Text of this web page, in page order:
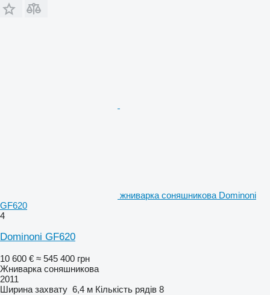
жниварка соняшникова Dominoni
GF620
4
Dominoni GF620
10 600 € ≈ 545 400 грн
Жниварка соняшникова
2011
Ширина захвату 6,4 м Кількість рядів 8